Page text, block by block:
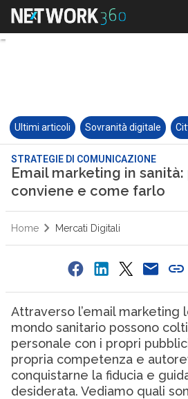
Ultimi articoli Sovranità digitale
STRATEGIE DI COMUNICAZIONE
Email marketing in
conviene e come farlo
Home Mercati Digitali
Attraverso l’email marketing
mondo sanitario possono
personale con i propri
propria competenza e
conquistarne la fiducia e
desiderata. Vediamo quali